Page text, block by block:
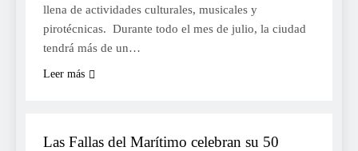
llena de actividades culturales, musicales y
pirotécnicas. Durante todo el mes de julio, la ciudad
tendrá más de un…
Leer más
Las Fallas del Marítimo celebran su 50